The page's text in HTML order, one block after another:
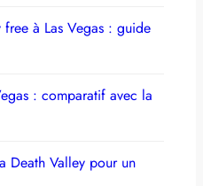
à Las Vegas : guide
: comparatif avec la
Death Valley pour un